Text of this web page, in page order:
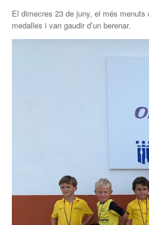
El dimecres 23 de juny, el més menuts
medalles i van gaudir d’un berenar.